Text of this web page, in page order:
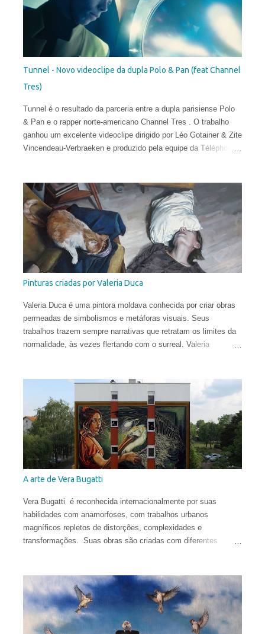
Tunnel - Novo videoclipe da dupla Polo & Pan (feat Channel
Tres)
Tunnel é o resultado da parceria entre a dupla parisiense Polo
& Pan e o rapper norte-americano Channel Tres . O trabalho
ganhou um excelente videoclipe dirigido por Léo Gotainer & Zite
Vincendeau-Verbraeken e produzido pela equipe da Téléphone
Pinturas criadas por Valeria Duca
Valeria Duca é uma pintora moldava conhecida por criar obras
permeadas de simbolismos e metáforas visuais. Seus
trabalhos trazem sempre narrativas que retratam os limites da
normalidade, às vezes flertando com o surreal. Valeria
apenas 12 anos. Aos 17, mudou-se para o Reino Unido, onde
estudou História da Arte na Universidade de St Andrews.
Depois de viver e pintar profissionalmente por alguns anos em
Oslo, Noruega, recentemente ela mudou-se para Washington
DC. Suas obras circulam o planeta e integram as coleções
permanentes de vários museus do Leste Europeu.
A arte de Vera Bugatti
Vera Bugatti é reconhecida internacionalmente por suas
habilidades com anamorfoses, com trabalhos urbanos
magníficos repletos de distorções, complexidades e
transformações. Suas obras são criadas com diferentes
Conservação do Patrimônio Cultural em Parma e foi bolsista de
pesquisa em Mântua com uma tese dedicada aos tratados
heterodoxos do século XVI. Publicou ensaios sobre pesquisa
histórica e iconológica e colaborou com redações.